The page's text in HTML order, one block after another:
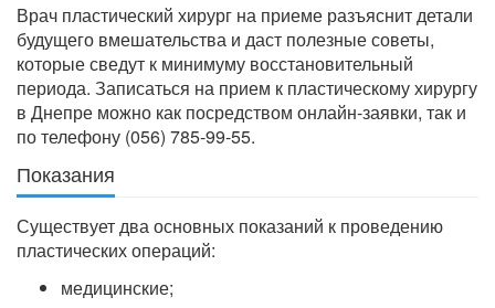
Врач пластический хирург на приеме разъяснит детали
будущего вмешательства и даст полезные советы,
которые сведут к минимуму восстановительный
периода. Записаться на прием к пластическому хирургу
в Днепре можно как посредством онлайн-заявки, так и
по телефону (056) 785-99-55.
Показания
Существует два основных показаний к проведению
пластических операций:
медицинские;